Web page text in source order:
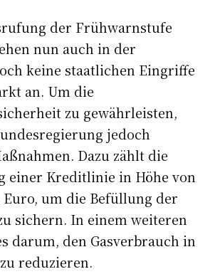
der Frühwarnstufe
nun auch in der
keine staatlichen Eingriffe
an. Um die
zu gewährleisten,
jedoch
Dazu zählt die
einer Kreditlinie in Höhe von
um die Befüllung der
sichern. In einem weiteren
darum, den Gasverbrauch in
reduzieren.